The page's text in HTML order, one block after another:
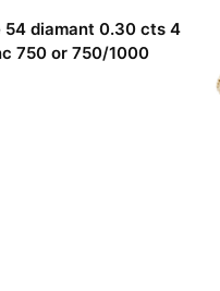
diamant 0.30 cts 4
750 or 750/1000